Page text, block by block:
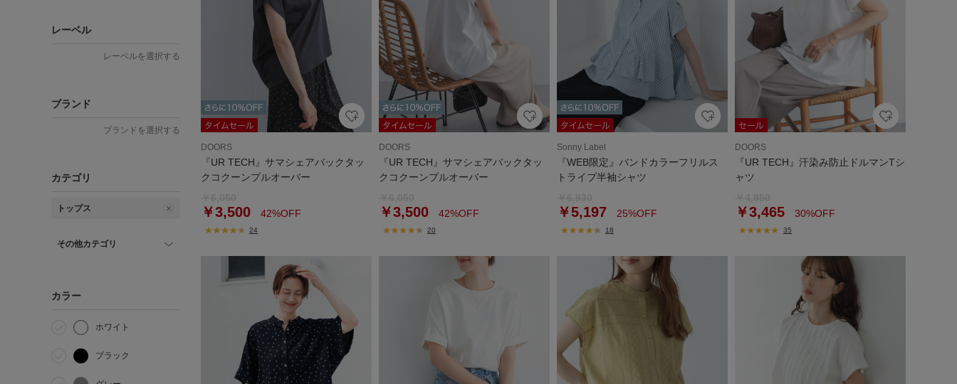
レーベル
レーベルを選択する
ブランド
ブランドを選択する
カテゴリ
トップス
その他カテゴリ
カラー
ホワイト
ブラック
DOORS
『UR TECH』サマシェアバックタッ
クコクーンプルオーバー
￥3,500 42%OFF
24
DOORS
『UR TECH』サマシェアバックタッ
クコクーンプルオーバー
￥3,500 42%OFF
20
Sonny Label
『WEB限定』バンドカラーフリルス
トライプ半袖シャツ
￥5,197 25%OFF
18
DOORS
『UR TECH』汗染み防止ドルマンTシ
ャツ
￥3,465 30%OFF
35